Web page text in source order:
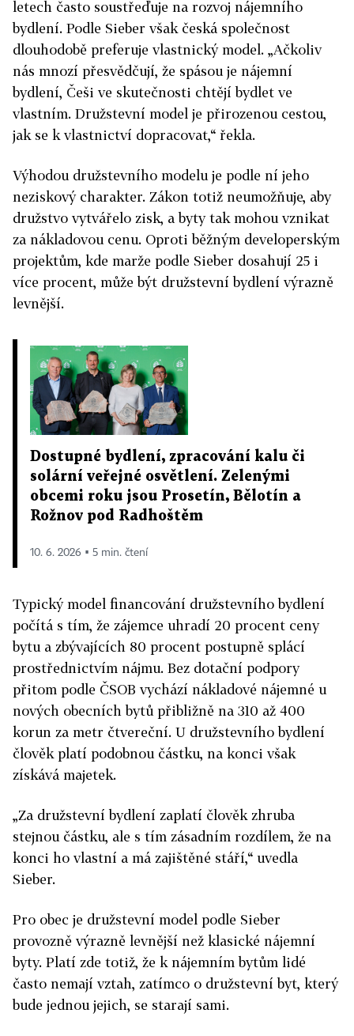
letech často soustřeďuje na rozvoj nájemního
bydlení. Podle Sieber však česká společnost
dlouhodobě preferuje vlastnický model. „Ačkoliv
nás mnozí přesvědčují, že spásou je nájemní
bydlení, Češi ve skutečnosti chtějí bydlet ve
vlastním. Družstevní model je přirozenou cestou,
jak se k vlastnictví dopracovat,“ řekla.
Výhodou družstevního modelu je podle ní jeho
neziskový charakter. Zákon totiž neumožňuje, aby
družstvo vytvářelo zisk, a byty tak mohou vznikat
za nákladovou cenu. Oproti běžným developerským
projektům, kde marže podle Sieber dosahují 25 i
více procent, může být družstevní bydlení výrazně
levnější.
Dostupné bydlení, zpracování kalu či
solární veřejné osvětlení. Zelenými
obcemi roku jsou Prosetín, Bělotín a
Rožnov pod Radhoštěm
10. 6. 2026 ▪ 5 min. čtení
Typický model financování družstevního bydlení
počítá s tím, že zájemce uhradí 20 procent ceny
bytu a zbývajících 80 procent postupně splácí
prostřednictvím nájmu. Bez dotační podpory
přitom podle ČSOB vychází nákladové nájemné u
nových obecních bytů přibližně na 310 až 400
korun za metr čtvereční. U družstevního bydlení
člověk platí podobnou částku, na konci však
získává majetek.
„Za družstevní bydlení zaplatí člověk zhruba
stejnou částku, ale s tím zásadním rozdílem, že na
konci ho vlastní a má zajištěné stáří,“ uvedla
Sieber.
Pro obec je družstevní model podle Sieber
provozně výrazně levnější než klasické nájemní
byty. Platí zde totiž, že k nájemním bytům lidé
často nemají vztah, zatímco o družstevní byt, který
bude jednou jejich, se starají sami.